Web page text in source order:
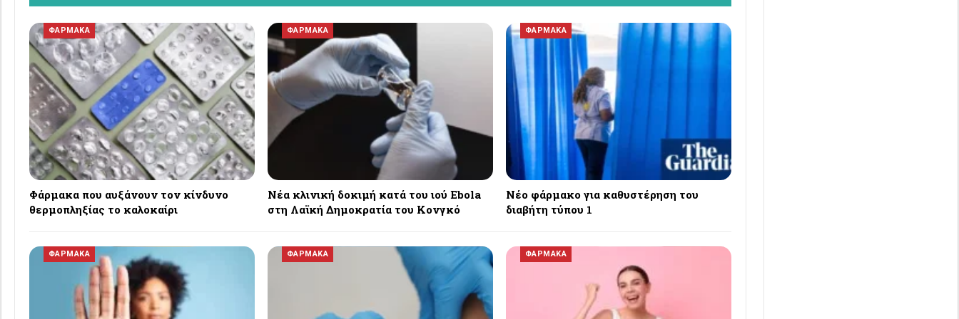
ΦΑΡΜΑΚΑ
Φάρμακα που αυξάνουν τον κίνδυνο
θερμοπληξίας το καλοκαίρι
ΦΑΡΜΑΚΑ
Νέα κλινική δοκιμή κατά του ιού Ebola
στη Λαϊκή Δημοκρατία του Κονγκό
ΦΑΡΜΑΚΑ
Νέο φάρμακο για καθυστέρηση του
διαβήτη τύπου 1
ΦΑΡΜΑΚΑ ΦΑΡΜΑΚΑ ΦΑΡΜΑΚΑ